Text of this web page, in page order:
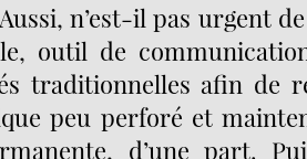
n’est-il pas urgent
outil de
traditionnelles afin de
peu perforé et
d’une part.